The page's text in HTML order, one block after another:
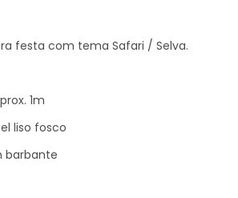
festa com tema Safari / Selva.
1m
liso fosco
barbante